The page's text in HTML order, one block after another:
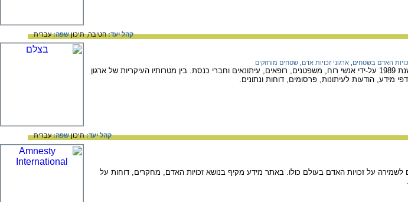
קהל יעד:חטיבה,תיכוןשפה:עברית
האדם בשטחים ארגוני זכויות אדם שטחים מוחזקים
בצלם - מרכז המידע הישראלי לזכויות האדם בשטחים שהוקם בשנת 1989 על-ידי אנשי רוח, משפטנים, רופאים, עיתונאים וחברי כנסת. בין מטרותיו העיקריות של ארגון
הודעות לעיתונות, פרסומים, דוחות ונתונים.
קהל יעד:תיכוןשפה:עברית
לשמירה על זכויות האדם בעולם כולו. באתר מידע מקיף בנושא זכויות האדם, מחקרים, דוחות על